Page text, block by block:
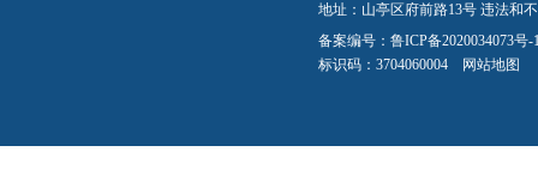
地址：山亭区府前路13号 违法和
备案编号： 鲁ICP备2020034073号-
标识码：3704060004 网站地图